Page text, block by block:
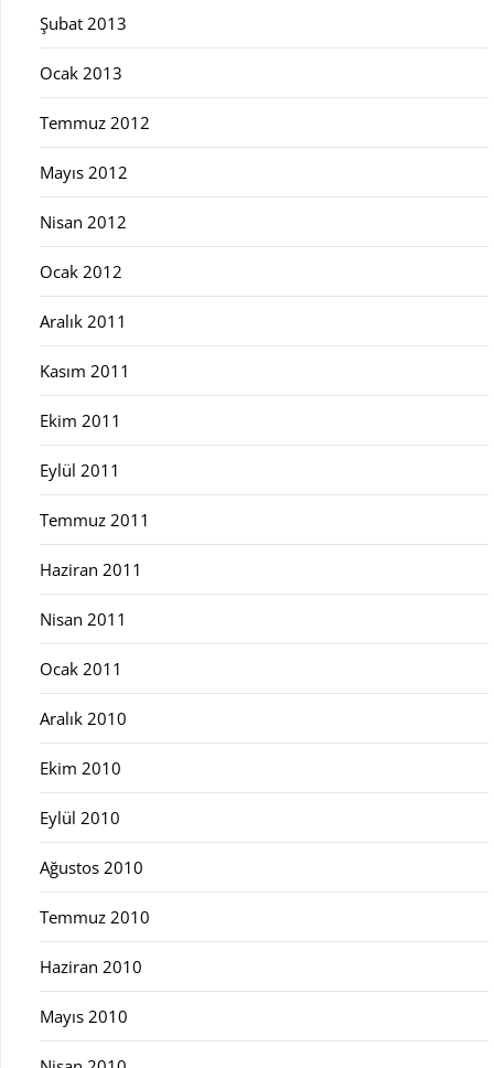
Şubat 2013
Ocak 2013
Temmuz 2012
Mayıs 2012
Nisan 2012
Ocak 2012
Aralık 2011
Kasım 2011
Ekim 2011
Eylül 2011
Temmuz 2011
Haziran 2011
Nisan 2011
Ocak 2011
Aralık 2010
Ekim 2010
Eylül 2010
Ağustos 2010
Temmuz 2010
Haziran 2010
Mayıs 2010